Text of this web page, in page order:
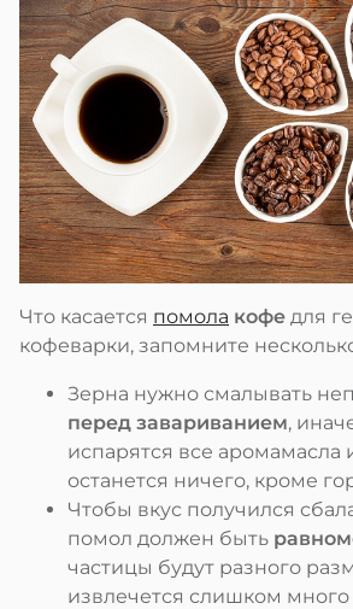
Что касается помола кофе для
кофеварки, запомните
Зерна нужно смалывать
перед завариванием,
испарятся все аромамасла
останется ничего, кроме
Чтобы вкус получился
помол должен быть
частицы будут разного
извлечется слишком много